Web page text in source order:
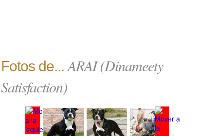
Fotos de... ARAI (Dinameety
Satisfaction)